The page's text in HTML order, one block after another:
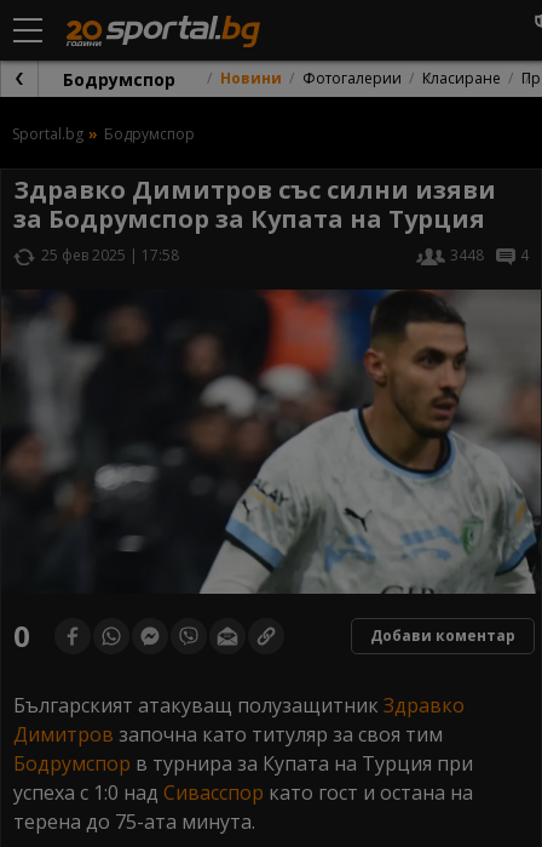
Бодрумспор Новини Фотогалерии Класиране
Sportal.bg Бодрумспор
Здравко Димитров със силни изяви
за Бодрумспор за Купата на Турция
25 фев 2025 | 17:58 3448 4
0 Добави коментар
Българският атакуващ полузащитник Здравко
Димитров започна като титуляр за своя тим
Бодрумспор в турнира за Купата на Турция при
успеха с 1:0 над Сивасспор като гост и остана на
терена до 75-ата минута.